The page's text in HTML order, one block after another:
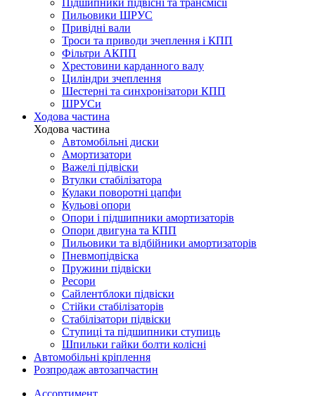
Підшипники підвісні та трансмісії
Пильовики ШРУС
Привідні вали
Троси та приводи зчеплення і КПП
Фільтри АКПП
Хрестовини карданного валу
Циліндри зчеплення
Шестерні та синхронізатори КПП
ШРУСи
Ходова частина
Ходова частина
Автомобільні диски
Амортизатори
Важелі підвіски
Втулки стабілізатора
Кулаки поворотні цапфи
Кульові опори
Опори і підшипники амортизаторів
Опори двигуна та КПП
Пильовики та відбійники амортизаторів
Пневмопідвіска
Пружини підвіски
Ресори
Сайлентблоки підвіски
Стійки стабілізаторів
Стабілізатори підвіски
Ступиці та підшипники ступиць
Шпильки гайки болти колісні
Автомобільні кріплення
Розпродаж автозапчастин
Ассортимент